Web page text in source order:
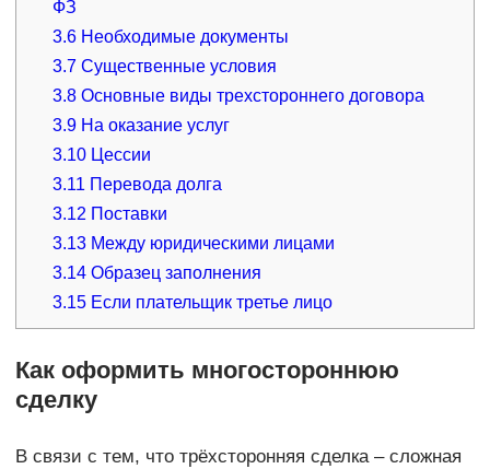
ФЗ
3.6 Необходимые документы
3.7 Существенные условия
3.8 Основные виды трехстороннего договора
3.9 На оказание услуг
3.10 Цессии
3.11 Перевода долга
3.12 Поставки
3.13 Между юридическими лицами
3.14 Образец заполнения
3.15 Если плательщик третье лицо
Как оформить многостороннюю
сделку
В связи с тем, что трёхсторонняя сделка – сложная